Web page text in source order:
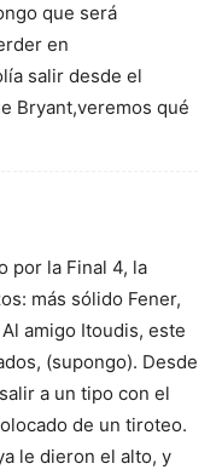
que será
en
salir desde el
Bryant,veremos qué
por la Final 4, la
más sólido Fener,
amigo Itoudis, este
(supongo). Desde
a un tipo con el
de un tiroteo.
le dieron el alto, y